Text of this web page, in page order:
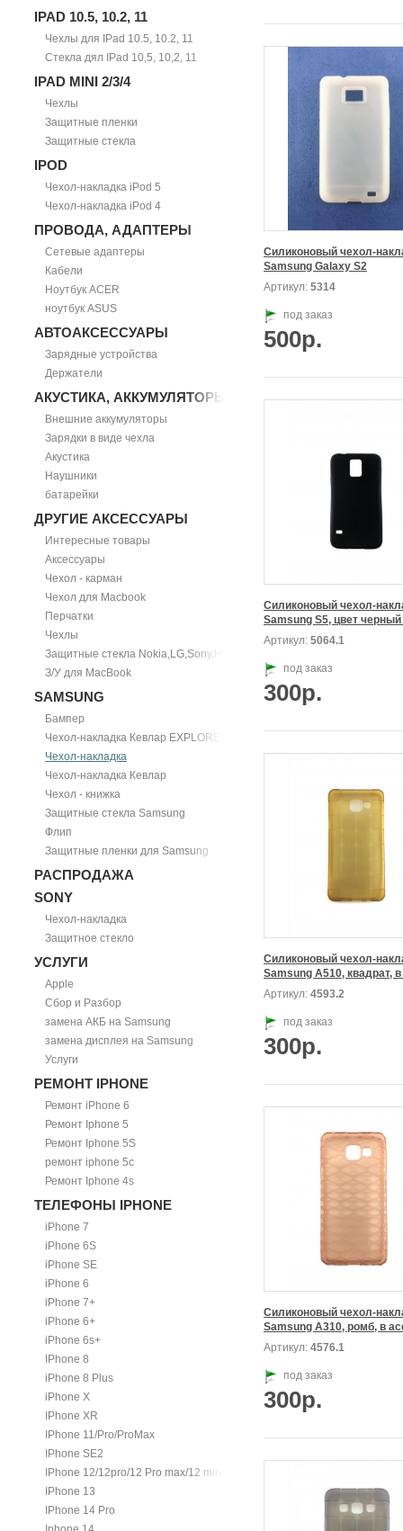
IPAD 10.5, 10.2, 11
Чехлы для IPad 10.5, 10.2, 11
Стекла дял IPad 10,5, 10,2, 11
IPAD MINI 2/3/4
Чехлы
Защитные пленки
Защитные стекла
IPOD
Чехол-накладка iPod 5
Чехол-накладка iPod 4
ПРОВОДА, АДАПТЕРЫ
Сетевые адаптеры
Кабели
Ноутбук ACER
ноутбук ASUS
АВТОАКСЕССУАРЫ
Зарядные устройства
Держатели
АКУСТИКА, АККУМУЛЯТОРЫ
Внешние аккумуляторы
Зарядки в виде чехла
Акустика
Наушники
батарейки
ДРУГИЕ АКСЕССУАРЫ
Интересные товары
Аксессуары
Чехол - карман
Чехол для Macbook
Перчатки
Чехлы
Защитные стекла Nokia,LG,Sony,HTC
З/У для MacBook
SAMSUNG
Бампер
Чехол-накладка Кевлар EXPLORER
Чехол-накладка
Чехол-накладка Кевлар
Чехол - книжка
Защитные стекла Samsung
Флип
Защитные пленки для Samsung
РАСПРОДАЖА
SONY
Чехол-накладка
Защитное стекло
УСЛУГИ
Apple
Сбор и Разбор
замена АКБ на Samsung
замена дисплея на Samsung
Услуги
РЕМОНТ IPHONE
Ремонт iPhone 6
Ремонт Iphone 5
Ремонт Iphone 5S
ремонт iphone 5c
Ремонт Iphone 4s
ТЕЛЕФОНЫ IPHONE
iPhone 7
iPhone 6S
iPhone SE
iPhone 6
iPhone 7+
iPhone 6+
iPhone 6s+
IPhone 8
iPhone 8 Plus
iPhone X
IPhone XR
IPhone 11/Pro/ProMax
IPhone SE2
IPhone 12/12pro/12 Pro max/12 mini.
IPhone 13
IPhone 14 Pro
Силиконовый чехол-
Samsung Galaxy S2
Артикул: 5314
под заказ
500р.
Силиконовый чехол-
Артикул: 5064.1
под заказ
300р.
Силиконовый чехол-
Артикул: 4593.2
под заказ
300р.
Силиконовый чехол-
Артикул: 4576.1
под заказ
300р.